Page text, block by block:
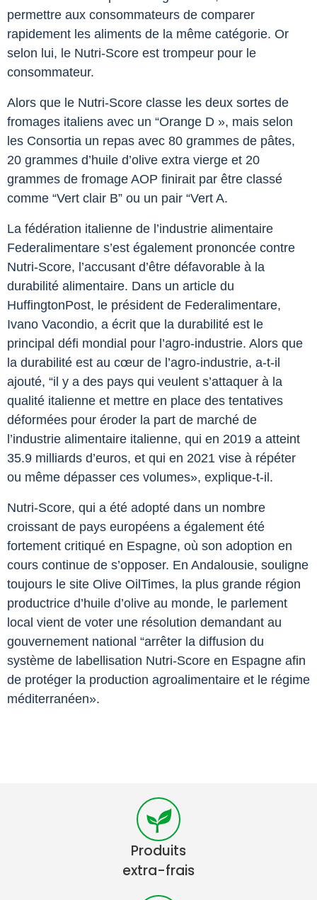
permettre aux consommateurs de comparer
rapidement les aliments de la même catégorie. Or
selon lui, le Nutri-Score est trompeur pour le
consommateur.
Alors que le Nutri-Score classe les deux sortes de
fromages italiens avec un “Orange D », mais selon
les Consortia un repas avec 80 grammes de pâtes,
20 grammes d’huile d’olive extra vierge et 20
grammes de fromage AOP finirait par être classé
comme “Vert clair B” ou un pair “Vert A.
La fédération italienne de l’industrie alimentaire
Federalimentare s’est également prononcée contre
Nutri-Score, l’accusant d’être défavorable à la
durabilité alimentaire. Dans un article du
HuffingtonPost, le président de Federalimentare,
Ivano Vacondio, a écrit que la durabilité est le
principal défi mondial pour l’agro-industrie. Alors que
la durabilité est au cœur de l’agro-industrie, a-t-il
ajouté, “il y a des pays qui veulent s’attaquer à la
qualité italienne et mettre en place des tentatives
déformées pour éroder la part de marché de
l’industrie alimentaire italienne, qui en 2019 a atteint
35.9 milliards d’euros, et qui en 2021 vise à répéter
ou même dépasser ces volumes», explique-t-il.
Nutri-Score, qui a été adopté dans un nombre
croissant de pays européens a également été
fortement critiqué en Espagne, où son adoption en
cours continue de s’opposer. En Andalousie, souligne
toujours le site Olive OilTimes, la plus grande région
productrice d’huile d’olive au monde, le parlement
local vient de voter une résolution demandant au
gouvernement national “arrêter la diffusion du
système de labellisation Nutri-Score en Espagne afin
de protéger la production agroalimentaire et le régime
méditerranéen».
Produits
extra-frais